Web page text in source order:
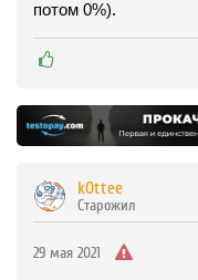
потом 0%).
k0ttee
Старожил
29 мая 2021